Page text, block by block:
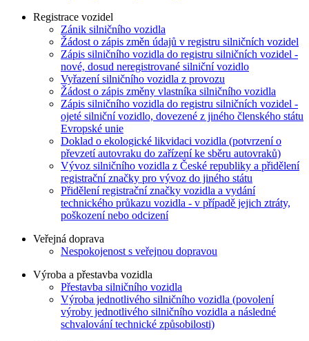
Registrace vozidel
Zánik silničního vozidla
Žádost o zápis změn údajů v registru silničních vozidel
Zápis silničního vozidla do registru silničních vozidel -
nové, dosud neregistrované silniční vozidlo
Vyřazení silničního vozidla z provozu
Žádost o zápis změny vlastníka silničního vozidla
Zápis silničního vozidla do registru silničních vozidel -
ojeté silniční vozidlo, dovezené z jiného členského státu
Evropské unie
Doklad o ekologické likvidaci vozidla (potvrzení o
převzetí autovraku do zařízení ke sběru autovraků)
Vývoz silničního vozidla z České republiky a přidělení
registrační značky pro vývoz do jiného státu
Přidělení registrační značky vozidla a vydání
technického průkazu vozidla - v případě jejich ztráty,
poškození nebo odcizení
Veřejná doprava
Nespokojenost s veřejnou dopravou
Výroba a přestavba vozidla
Přestavba silničního vozidla
Výroba jednotlivého silničního vozidla (povolení
výroby jednotlivého silničního vozidla a následné
schvalování technické způsobilosti)